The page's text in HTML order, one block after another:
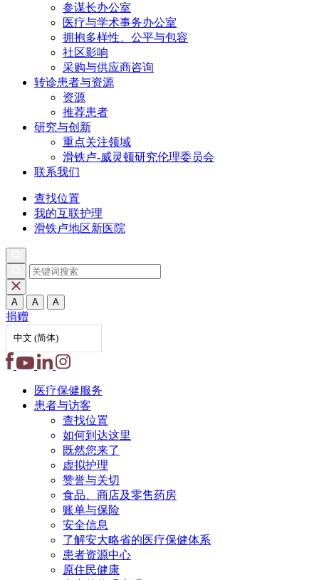
参谋长办公室
医疗与学术事务办公室
拥抱多样性、公平与包容
社区影响
采购与供应商咨询
转诊患者与资源
资源
推荐患者
研究与创新
重点关注领域
滑铁卢-威灵顿研究伦理委员会
联系我们
查找位置
我的互联护理
滑铁卢地区新医院
A A A
捐赠
中文 (简体)
医疗保健服务
患者与访客
查找位置
如何到达这里
既然您来了
虚拟护理
赞誉与关切
食品、商店及零售药房
账单与保险
安全信息
了解安大略省的医疗保健体系
患者资源中心
原住民健康